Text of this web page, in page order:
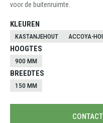
voor de buitenruimte.
KLEUREN
KASTANJEHOUT ACCOYA-
HOOGTES
900 MM
BREEDTES
150 MM